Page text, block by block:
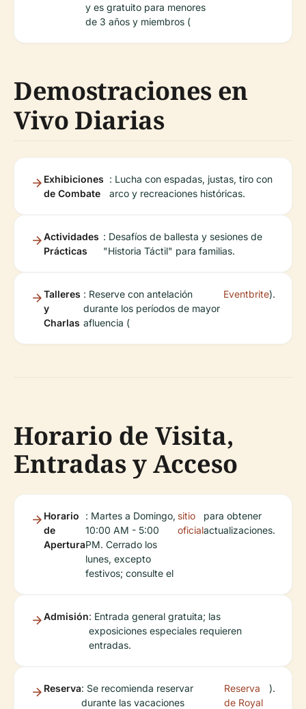
y es gratuito para menores
de 3 años y miembros (
Demostraciones en
Vivo Diarias
Exhibiciones
de Combate
: Lucha con espadas, justas, tiro con
arco y recreaciones históricas.
Actividades
Prácticas
: Desafíos de ballesta y sesiones de
"Historia Táctil" para familias.
Talleres
y
Charlas
: Reserve con antelación
durante los períodos de mayor
afluencia (
Eventbrite).
Horario de Visita,
Entradas y Acceso
Horario
de
Apertura
: Martes a Domingo,
10:00 AM - 5:00
PM. Cerrado los
lunes, excepto
festivos; consulte el
sitio
oficial
para obtener
actualizaciones.
Admisión: Entrada general gratuita; las
exposiciones especiales requieren
entradas.
Reserva: Se recomienda reservar
durante las vacaciones
Reserva
de Royal
).